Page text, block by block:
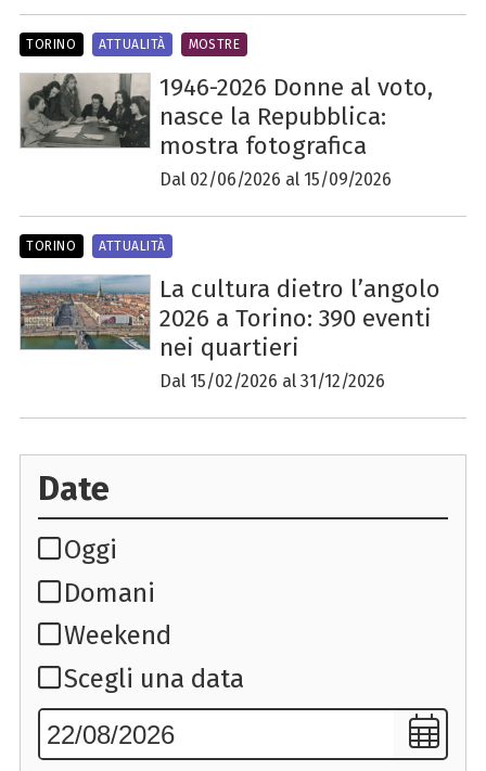
1946-2026 Donne al voto,
nasce la Repubblica:
mostra fotografica
Dal 02/06/2026 al 15/09/2026
TORINO ATTUALITÀ MOSTRE
La cultura dietro l’angolo
2026 a Torino: 390 eventi
nei quartieri
Dal 15/02/2026 al 31/12/2026
TORINO ATTUALITÀ
Date
Oggi
Domani
Weekend
Scegli una data